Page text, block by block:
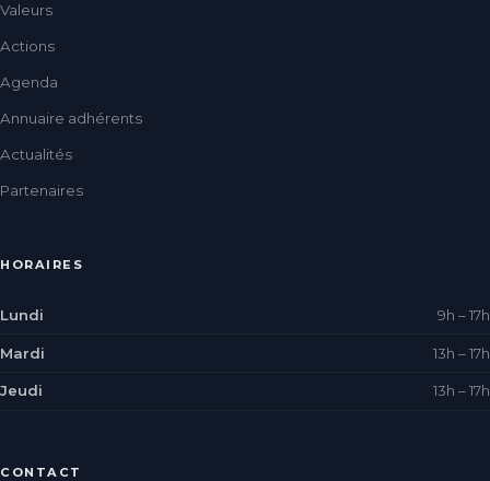
Valeurs
Actions
Agenda
Annuaire adhérents
Actualités
Partenaires
HORAIRES
Lundi 9h – 17h
Mardi 13h – 17h
Jeudi 13h – 17h
CONTACT